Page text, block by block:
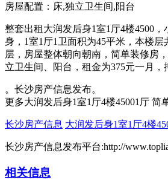
房屋配置： 床,独立卫生间,阳台
整套出租大润发后身1室1厅4楼4500
身，1室1厅1卫面积为45平米，本楼层
层，房屋整体朝向朝南，简单装修房
立卫生间、阳台，租金为375元一月，
。长沙房产信息发布。
更多大润发后身1室1厅4楼45001厅 简
长沙房产信息 大润发后身1室1厅4楼
长沙房产信息发布平台:http://
相关信息